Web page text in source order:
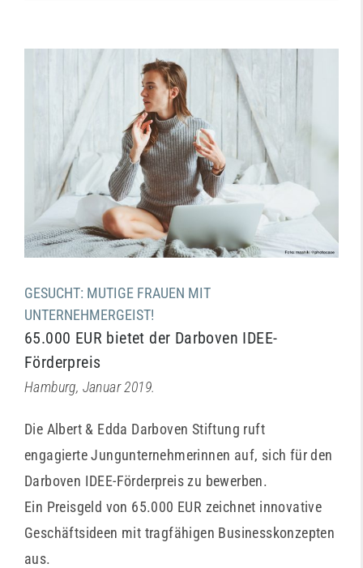
GESUCHT: MUTIGE FRAUEN MIT
UNTERNEHMERGEIST!
65.000 EUR bietet der Darboven IDEE-
Förderpreis
Hamburg, Januar 2019.
Die Albert & Edda Darboven Stiftung ruft
engagierte Jungunternehmerinnen auf, sich für den
Darboven IDEE-Förderpreis zu bewerben.
Ein Preisgeld von 65.000 EUR zeichnet innovative
Geschäftsideen mit tragfähigen Businesskonzepten
aus.